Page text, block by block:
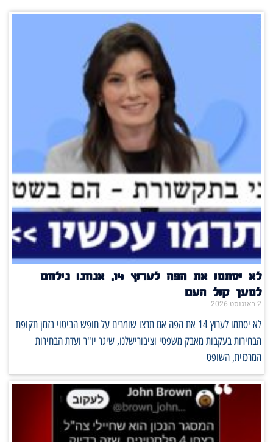
לא יסתמו את הפה לערוץ 14, אנחנו נילחם
למען קול העם
2 באוגוסט 2026
לא יסתמו לערוץ 14 את הפה אם תרצו שומרים על חופש הביטוי בזמן תקופת
הבחירות בעקבות מאבק משפטי וציבורישלנו, שיגר יו"ר ועדת הבחירות
המרכזית, השופט